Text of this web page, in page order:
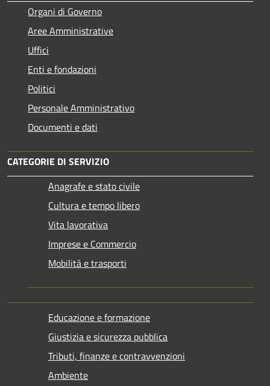
Organi di Governo
Aree Amministrative
Uffici
Enti e fondazioni
Politici
Personale Amministrativo
Documenti e dati
CATEGORIE DI SERVIZIO
Anagrafe e stato civile
Cultura e tempo libero
Vita lavorativa
Imprese e Commercio
Mobilità e trasporti
Educazione e formazione
Giustizia e sicurezza pubblica
Tributi, finanze e contravvenzioni
Ambiente